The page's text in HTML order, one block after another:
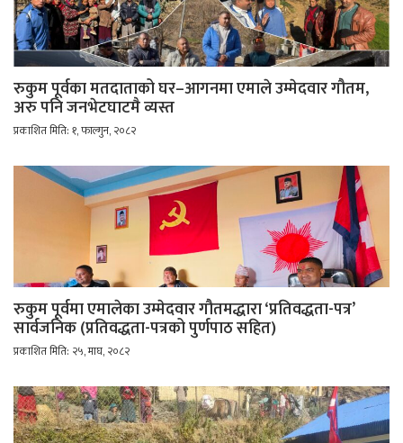
रुकुम पूर्वका मतदाताको घर–आगनमा एमाले उम्मेदवार गौतम,
अरु पनि जनभेटघाटमै व्यस्त
प्रकाशित मिति: १, फाल्गुन, २०८२
रुकुम पूर्वमा एमालेका उम्मेदवार गौतमद्धारा ‘प्रतिवद्धता-पत्र’
सार्वजनिक (प्रतिवद्धता-पत्रको पुर्णपाठ सहित)
प्रकाशित मिति: २५, माघ, २०८२